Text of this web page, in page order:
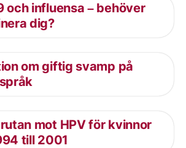
och influensa – behöver
dig?
om giftig svamp på
mot HPV för kvinnor
till 2001